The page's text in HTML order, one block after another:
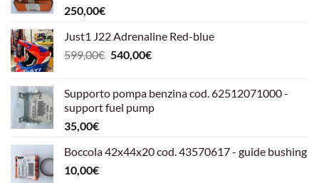
250,00€
Just1 J22 Adrenaline Red-blue
599,00€ Il
era:
599,00€.
540,00€Il
è:
540,00€.
Supporto pompa benzina cod. 62512071000 -
support fuel pump
35,00€
Boccola 42x44x20 cod. 43570617 - guide bushing
10,00€